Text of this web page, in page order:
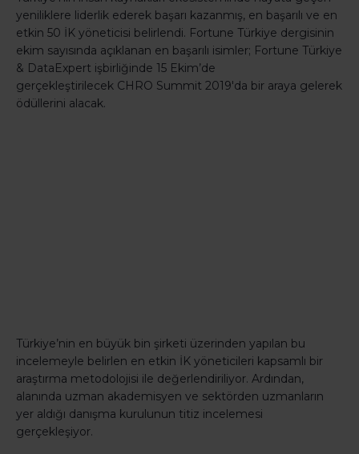
yeniliklere liderlik ederek başarı kazanmış, en başarılı ve en
etkin 50 İK yöneticisi belirlendi. Fortune Türkiye dergisinin
ekim sayısında açıklanan en başarılı isimler; Fortune Türkiye
& DataExpert işbirliğinde 15 Ekim’de
gerçekleştirilecek CHRO Summit 2019'da bir araya gelerek
ödüllerini alacak.
Türkiye’nin en büyük bin şirketi üzerinden yapılan bu
incelemeyle belirlen en etkin İK yöneticileri kapsamlı bir
araştırma metodolojisi ile değerlendiriliyor. Ardından,
alanında uzman akademisyen ve sektörden uzmanların
yer aldığı danışma kurulunun titiz incelemesi
gerçekleşiyor.